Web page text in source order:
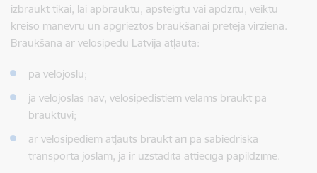
izbraukt tikai, lai apbrauktu, apsteigtu vai apdzītu, veiktu
kreiso manevru un apgrieztos braukšanai pretējā virzienā.
Braukšana ar velosipēdu Latvijā atļauta:
pa velojoslu;
ja velojoslas nav, velosipēdistiem vēlams braukt pa
brauktuvi;
ar velosipēdiem atļauts braukt arī pa sabiedriskā
transporta joslām, ja ir uzstādīta attiecīgā papildzīme.